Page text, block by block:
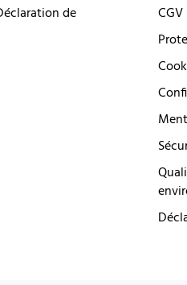
de
CGV